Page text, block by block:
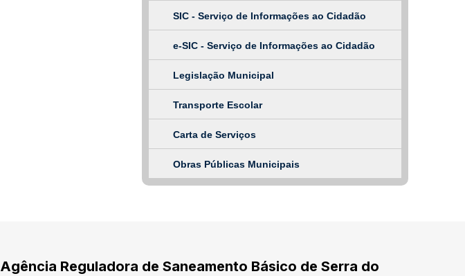
SIC - Serviço de Informações ao Cidadão
e-SIC - Serviço de Informações ao Cidadão
Legislação Municipal
Transporte Escolar
Carta de Serviços
Obras Públicas Municipais
Agência Reguladora de Saneamento Básico de Serra do